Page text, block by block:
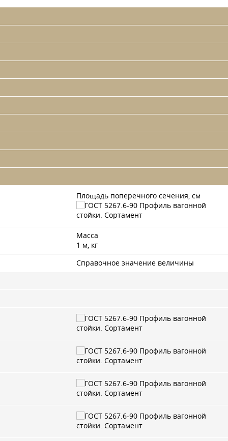
Площадь поперечного сечения, см
Масса
1 м, кг
Справочное значение величины